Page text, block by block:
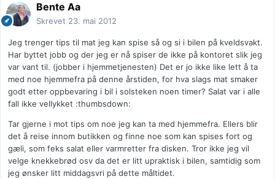
Bente Aa
Skrevet 23. mai 2012
Jeg trenger tips til mat jeg kan spise så og si i bilen på kveldsvakt.
Har byttet jobb og der jeg er nå spiser de ikke på kontoret slik jeg
var vant til. (jobber i hjemmetjenesten) Det er jo ikke like lett å ta
med noe hjemmefra på denne årstiden, for hva slags mat smaker
godt etter oppbevaring i bil i solsteken noen timer? Salat var i alle
fall ikke vellykket :thumbsdown:
Tar gjerne i mot tips om noe jeg kan ta med hjemmefra. Ellers blir
det å reise innom butikken og finne noe som kan spises fort og
gæli, som feks salat eller varmretter fra disken. Tror ikke jeg vil
velge knekkebrød osv da det er litt upraktisk i bilen, samtidig som
jeg ønsker litt middagsvri på dette måltidet.